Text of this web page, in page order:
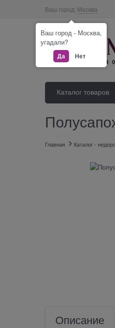
Ваш город: Москва
Каталог товаров
Главная Каталог -
Описание
Ваш город - Москва,
угадали?
Да Нет